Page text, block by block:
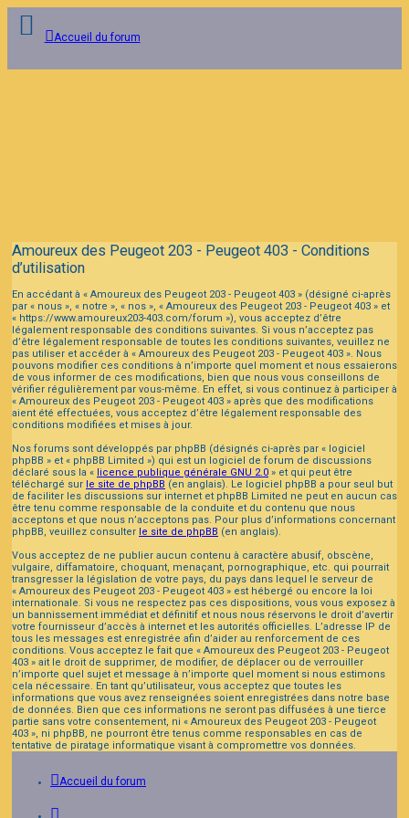
Accueil du forum
Amoureux des Peugeot 203 - Peugeot 403 - Conditions
d’utilisation
En accédant à « Amoureux des Peugeot 203 - Peugeot 403 » (désigné ci-après
par « nous », « notre », « nos », « Amoureux des Peugeot 203 - Peugeot 403 » et
« https://www.amoureux203-403.com/forum »), vous acceptez d’être
légalement responsable des conditions suivantes. Si vous n’acceptez pas
d’être légalement responsable de toutes les conditions suivantes, veuillez ne
pas utiliser et accéder à « Amoureux des Peugeot 203 - Peugeot 403 ». Nous
pouvons modifier ces conditions à n’importe quel moment et nous essaierons
de vous informer de ces modifications, bien que nous vous conseillons de
vérifier régulièrement par vous-même. En effet, si vous continuez à participer à
« Amoureux des Peugeot 203 - Peugeot 403 » après que des modifications
aient été effectuées, vous acceptez d’être légalement responsable des
conditions modifiées et mises à jour.
Nos forums sont développés par phpBB (désignés ci-après par « logiciel
phpBB » et « phpBB Limited ») qui est un logiciel de forum de discussions
déclaré sous la « licence publique générale GNU 2.0 » et qui peut être
téléchargé sur le site de phpBB (en anglais). Le logiciel phpBB a pour seul but
de faciliter les discussions sur internet et phpBB Limited ne peut en aucun cas
être tenu comme responsable de la conduite et du contenu que nous
acceptons et que nous n’acceptons pas. Pour plus d’informations concernant
phpBB, veuillez consulter le site de phpBB (en anglais).
Vous acceptez de ne publier aucun contenu à caractère abusif, obscène,
vulgaire, diffamatoire, choquant, menaçant, pornographique, etc. qui pourrait
transgresser la législation de votre pays, du pays dans lequel le serveur de
« Amoureux des Peugeot 203 - Peugeot 403 » est hébergé ou encore la loi
internationale. Si vous ne respectez pas ces dispositions, vous vous exposez à
un bannissement immédiat et définitif et nous nous réservons le droit d’avertir
votre fournisseur d’accès à internet et les autorités officielles. L’adresse IP de
tous les messages est enregistrée afin d’aider au renforcement de ces
conditions. Vous acceptez le fait que « Amoureux des Peugeot 203 - Peugeot
403 » ait le droit de supprimer, de modifier, de déplacer ou de verrouiller
n’importe quel sujet et message à n’importe quel moment si nous estimons
cela nécessaire. En tant qu’utilisateur, vous acceptez que toutes les
informations que vous avez renseignées soient enregistrées dans notre base
de données. Bien que ces informations ne seront pas diffusées à une tierce
partie sans votre consentement, ni « Amoureux des Peugeot 203 - Peugeot
403 », ni phpBB, ne pourront être tenus comme responsables en cas de
tentative de piratage informatique visant à compromettre vos données.
Accueil du forum